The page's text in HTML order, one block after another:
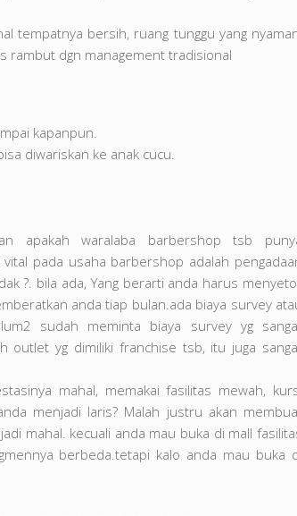
tempatnya bersih, ruang tunggu yang
rambut dgn management tradisional
kapanpun.
diwariskan ke anak cucu.
apakah waralaba barbershop tsb
pada usaha barbershop adalah
?. bila ada, Yang berarti anda harus
anda tiap bulan.ada biaya survey
sudah meminta biaya survey yg
outlet yg dimiliki franchise tsb, itu juga
mahal, memakai fasilitas mewah,
menjadi laris? Malah justru akan
mahal. kecuali anda mau buka di mall
berbeda.tetapi kalo anda mau buka